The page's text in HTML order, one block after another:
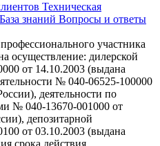
Техническая
База знаний Вопросы и ответы
участника
осуществление: дилерской
от 14.10.2003 (выдана
№ 040-06525-100000
деятельности по
№ 040-13670-001000 от
депозитарной
от 03.10.2003 (выдана
срока действия.